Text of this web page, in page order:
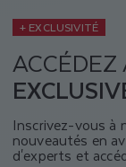
+ EXCLUSIVITÉ
ACCÉDEZ
Inscrivez-vous à
nouveautés en
d'experts et